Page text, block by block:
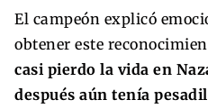
El campeón explicó
obtener este
casi pierdo la vida en
después aún tenía